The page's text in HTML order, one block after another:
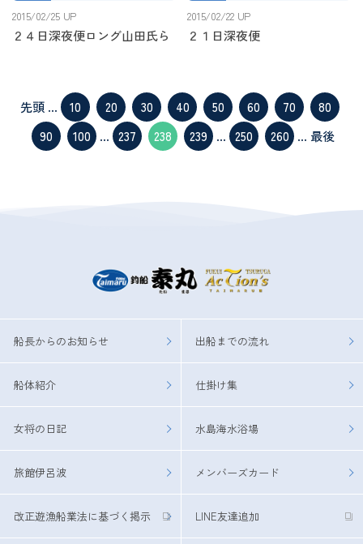
２４日深夜便ロング山田氏ら
2015/02/25 UP
２４日深夜便ロング山田氏ら
２１日深夜便
2015/02/22 UP
２１日深夜便
先頭 ... 10 20 30 40 50 60 70
80
90
100 ... 237 238 239 ... 250 260 ... 最後
船長からのお知らせ 出船までの流れ
船体紹介 仕掛け集
女将の日記 水島海水浴場
旅館伊呂波 メンバーズカード
改正遊漁船業法に基づく掲示 LINE友達追加